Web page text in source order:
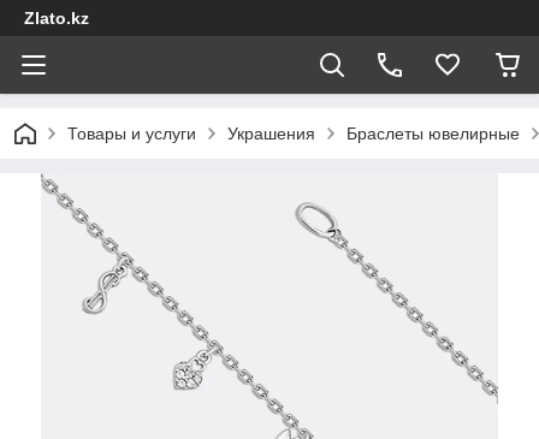
Zlato.kz
Товары и услуги Украшения Браслеты ювелирные